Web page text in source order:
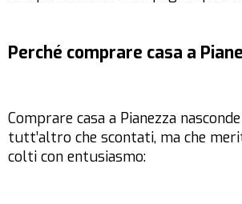
Perché comprare casa a
Comprare casa a Pianezza
tutt’altro che scontati, ma che
colti con entusiasmo: